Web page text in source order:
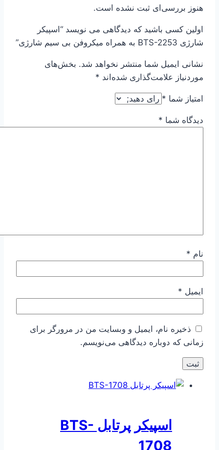
هنوز بررسی‌ای ثبت نشده است.
اولین کسی باشید که دیدگاهی می نویسد “اسپیکر
شارژی BTS-2253 به همراه میکروفن بی سیم شارژی”
نشانی ایمیل شما منتشر نخواهد شد. بخش‌های
موردنیاز علامت‌گذاری شده‌اند *
امتیاز شما *
دیدگاه شما *
نام *
ایمیل *
ذخیره نام، ایمیل و وبسایت من در مرورگر برای
زمانی که دوباره دیدگاهی می‌نویسم.
اسپیکر پرتابل BTS-
1708